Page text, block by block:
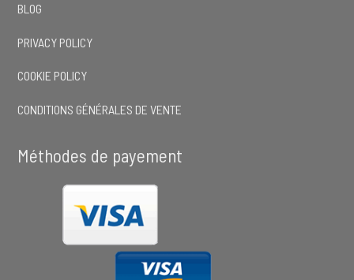
BLOG
PRIVACY POLICY
COOKIE POLICY
CONDITIONS GÉNÉRALES DE VENTE
Méthodes de payement